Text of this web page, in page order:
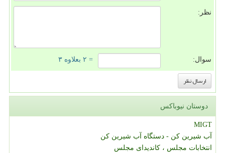
نظر:
سوال: = ۲ بعلاوه ۳
دوستان نیوباکس
MIGT
آب شیرین کن - دستگاه آب شیرین کن
انتخابات مجلس ، کاندیدای مجلس